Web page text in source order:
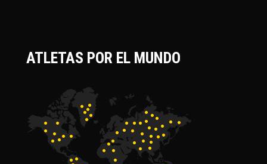
ATLETAS POR EL MUNDO